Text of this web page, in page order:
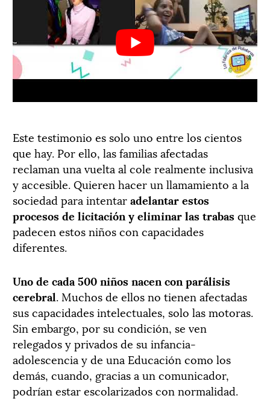
Este testimonio es solo uno entre los cientos
que hay. Por ello, las familias afectadas
reclaman una vuelta al cole realmente inclusiva
y accesible. Quieren hacer un llamamiento a la
sociedad para intentaradelantar estos
procesos de licitación y eliminar las trabasque
padecen estos niños con capacidades
diferentes.
Uno de cada 500 niños nacen con parálisis
cerebral. Muchos de ellos no tienen afectadas
sus capacidades intelectuales, solo las motoras.
Sin embargo, por su condición, se ven
relegados y privados de su infancia-
adolescencia y de una Educación como los
demás, cuando, gracias a un comunicador,
podrían estar escolarizados con normalidad.